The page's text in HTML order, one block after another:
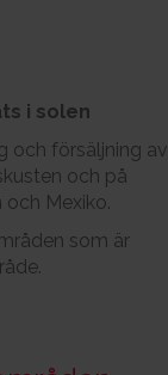
i solen
och försäljning av
och på
Mexiko.
som är